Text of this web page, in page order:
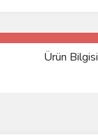
Ürün Bilgisi